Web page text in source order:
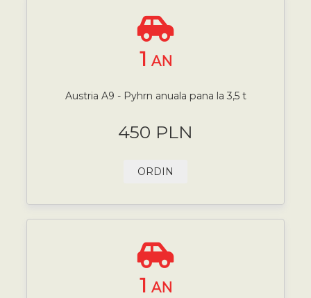
1 AN
Austria A9 - Pyhrn anuala pana la 3,5 t
450 PLN
ORDIN
1 AN